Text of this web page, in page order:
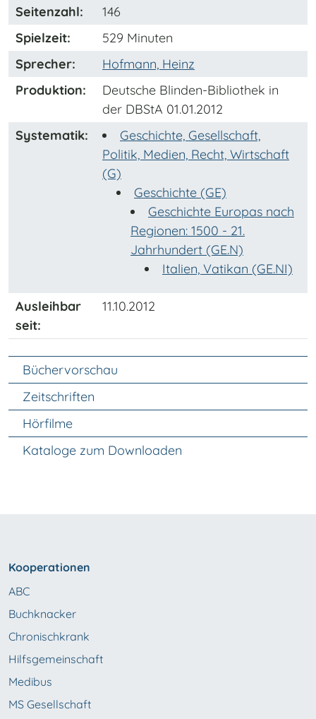
Seitenzahl:
146
Spielzeit:
529 Minuten
Sprecher:
Hofmann, Heinz
Produktion:
Deutsche Blinden-Bibliothek in
der DBStA 01.01.2012
Systematik:
Geschichte, Gesellschaft,
Politik, Medien, Recht, Wirtschaft
(G)
Geschichte (GE)
Geschichte Europas nach
Regionen: 1500 - 21.
Jahrhundert (GE.N)
Italien, Vatikan (GE.NI)
Ausleihbar
seit:
11.10.2012
Unter Navigation
Büchervorschau
Zeitschriften
Hörfilme
Kataloge zum Downloaden
Kooperationen
ABC
Buchknacker
Chronischkrank
Hilfsgemeinschaft
Medibus
MS Gesellschaft